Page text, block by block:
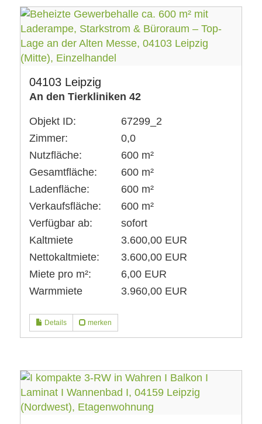
04103 Leipzig
An den Tierkliniken 42
Objekt ID:
67299_2
Zimmer:
0,0
Nutzfläche:
600 m²
Gesamtfläche:
600 m²
Ladenfläche:
600 m²
Verkaufsfläche:
600 m²
Verfügbar ab:
sofort
Kaltmiete
3.600,00 EUR
Nettokaltmiete:
3.600,00 EUR
Miete pro m²:
6,00 EUR
Warmmiete
3.960,00 EUR
Details merken